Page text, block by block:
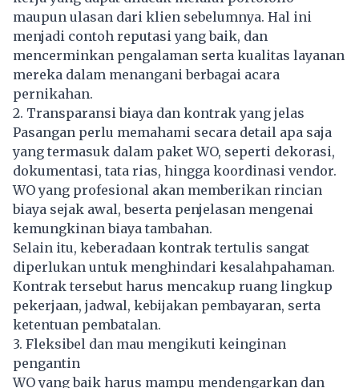
maupun ulasan dari klien sebelumnya. Hal ini
menjadi contoh reputasi yang baik, dan
mencerminkan pengalaman serta kualitas layanan
mereka dalam menangani berbagai acara
pernikahan.
2. Transparansi biaya dan kontrak yang jelas
Pasangan perlu memahami secara detail apa saja
yang termasuk dalam paket WO, seperti dekorasi,
dokumentasi, tata rias, hingga koordinasi vendor.
WO yang profesional akan memberikan rincian
biaya sejak awal, beserta penjelasan mengenai
kemungkinan biaya tambahan.
Selain itu, keberadaan kontrak tertulis sangat
diperlukan untuk menghindari kesalahpahaman.
Kontrak tersebut harus mencakup ruang lingkup
pekerjaan, jadwal, kebijakan pembayaran, serta
ketentuan pembatalan.
3. Fleksibel dan mau mengikuti keinginan
pengantin
WO yang baik harus mampu mendengarkan dan